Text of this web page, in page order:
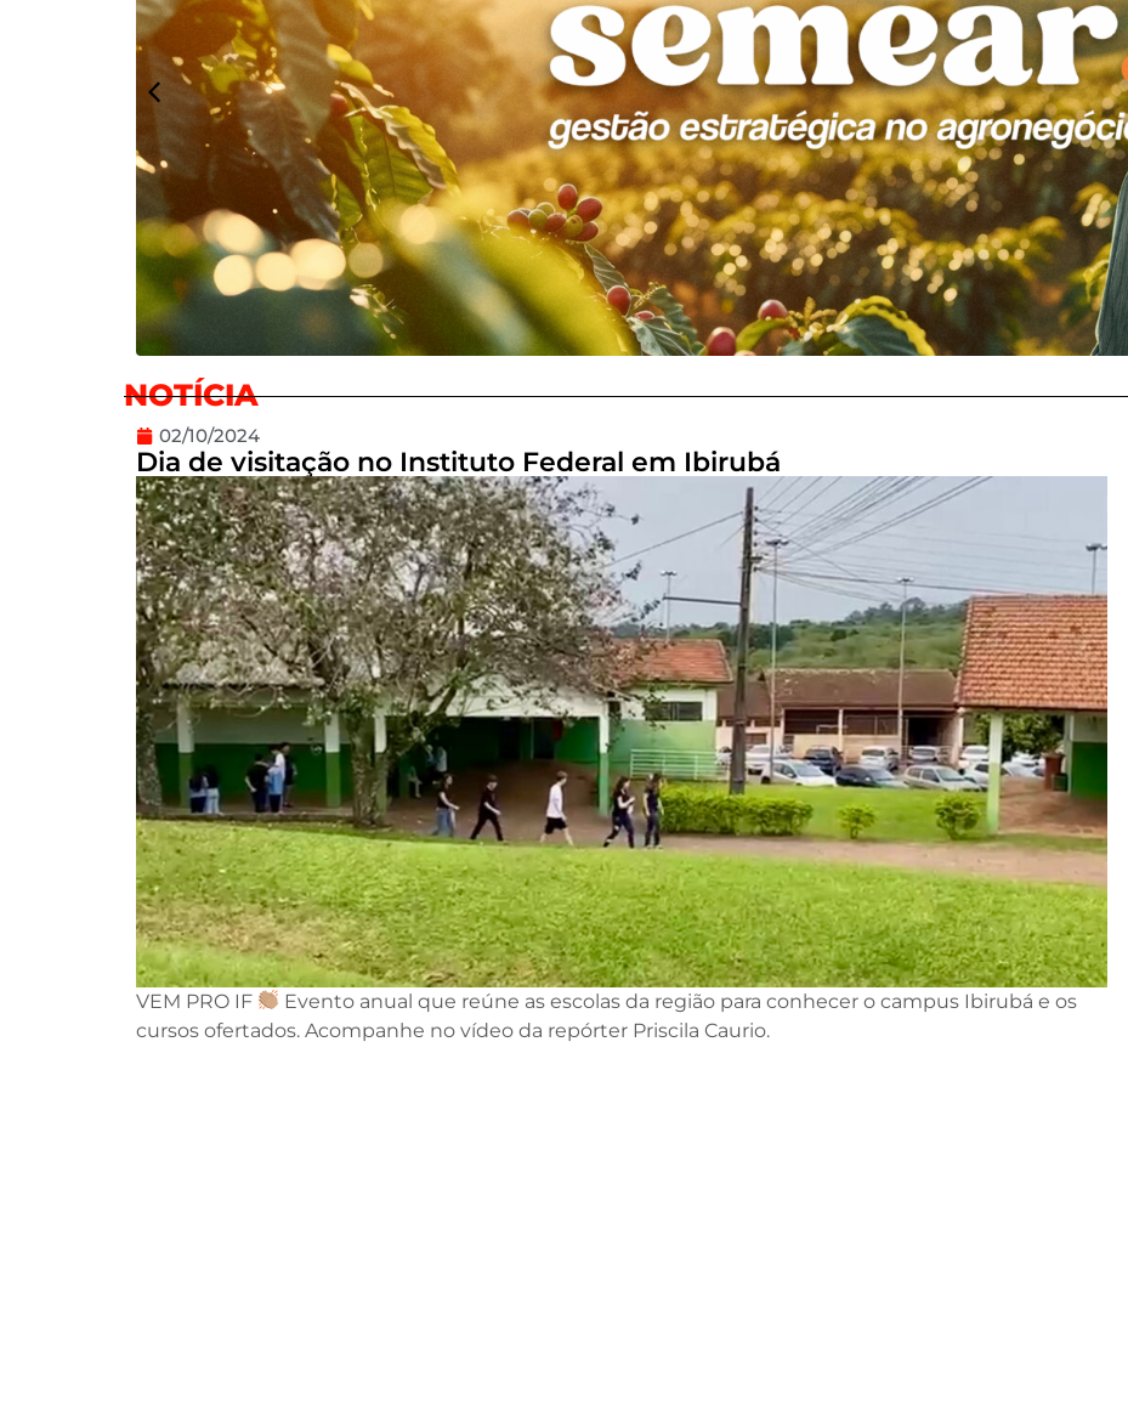
NOTÍCIA
02/10/2024
Dia de visitação no Instituto Federal em Ibirubá
VEM PRO IF
Evento anual que reúne as escolas da região para conhecer o campus Ibirubá e os
cursos ofertados. Acompanhe no vídeo da repórter Priscila Caurio.